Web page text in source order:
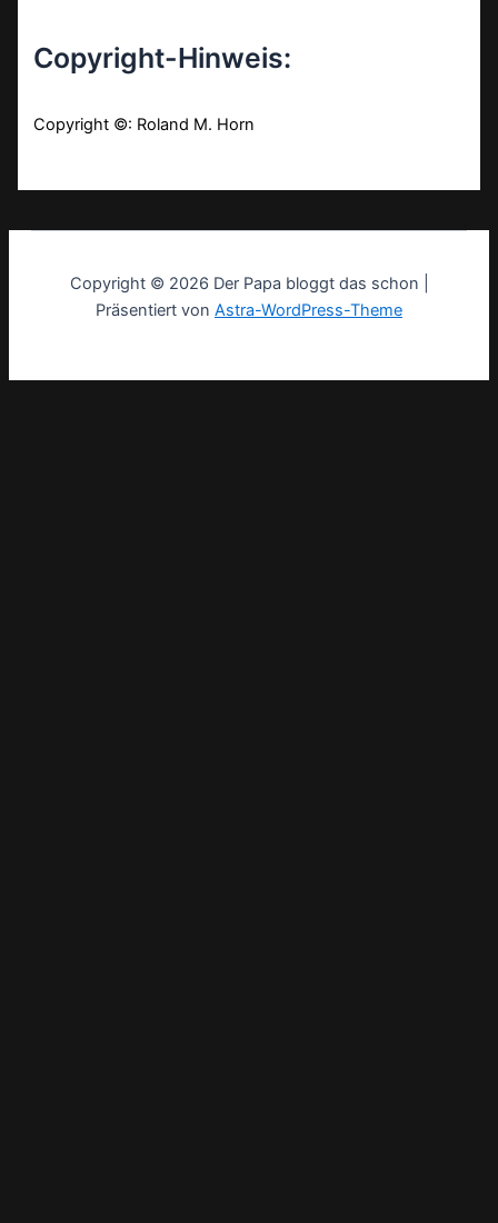
Copyright-Hinweis:
Copyright ©: Roland M. Horn
Copyright © 2026 Der Papa bloggt das schon |
Präsentiert von Astra-WordPress-Theme